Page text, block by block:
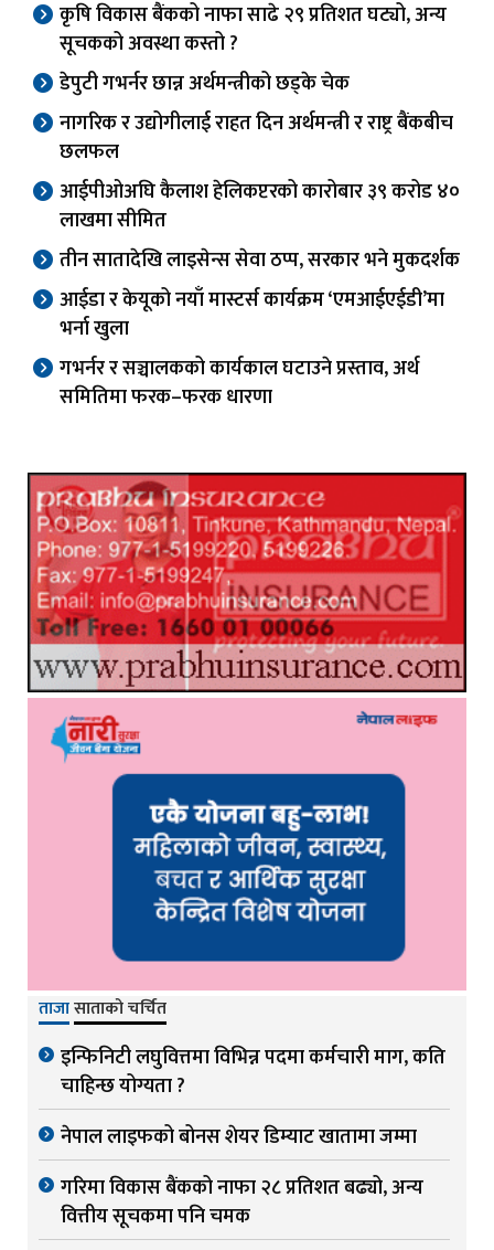
कृषि विकास बैंकको नाफा साढे २९ प्रतिशत घट्यो, अन्य
सूचकको अवस्था कस्तो ?
डेपुटी गभर्नर छान्न अर्थमन्त्रीको छड्के चेक
नागरिक र उद्योगीलाई राहत दिन अर्थमन्त्री र राष्ट्र बैंकबीच
छलफल
आईपीओअघि कैलाश हेलिकप्टरको कारोबार ३९ करोड ४०
लाखमा सीमित
तीन सातादेखि लाइसेन्स सेवा ठप्प, सरकार भने मुकदर्शक
आईडा र केयूको नयाँ मास्टर्स कार्यक्रम ‘एमआईएईडी’मा
भर्ना खुला
गभर्नर र सञ्चालकको कार्यकाल घटाउने प्रस्ताव, अर्थ
समितिमा फरक–फरक धारणा
ताजासाताको चर्चित
इन्फिनिटी लघुवित्तमा विभिन्न पदमा कर्मचारी माग, कति
चाहिन्छ योग्यता ?
नेपाल लाइफको बोनस शेयर डिम्याट खातामा जम्मा
गरिमा विकास बैंकको नाफा २८ प्रतिशत बढ्यो, अन्य
वित्तीय सूचकमा पनि चमक